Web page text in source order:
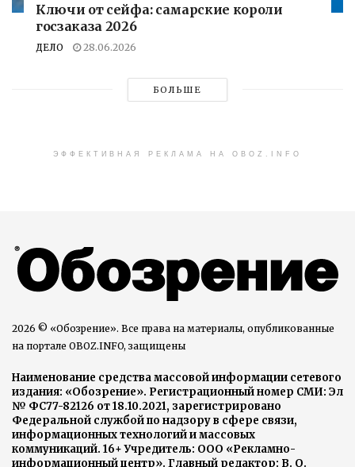
Ключи от сейфа: самарские короли
госзаказа 2026
ДЕЛО 28.06.2026
БОЛЬШЕ
ЭФФЕКТИВНАЯ РЕКЛАМА НА OBOZ.INFO
2026 © «Обозрение». Все права на материалы, опубликованные
на портале OBOZ.INFO, защищены
Наименование средства массовой информации сетевого
издания: «Обозрение». Регистрационный номер СМИ: Эл
№ ФС77-82126 от 18.10.2021, зарегистрировано
Федеральной службой по надзору в сфере связи,
информационных технологий и массовых
коммуникаций. 16+ Учредитель: ООО «Рекламно-
информационный центр». Главный редактор: В. О.